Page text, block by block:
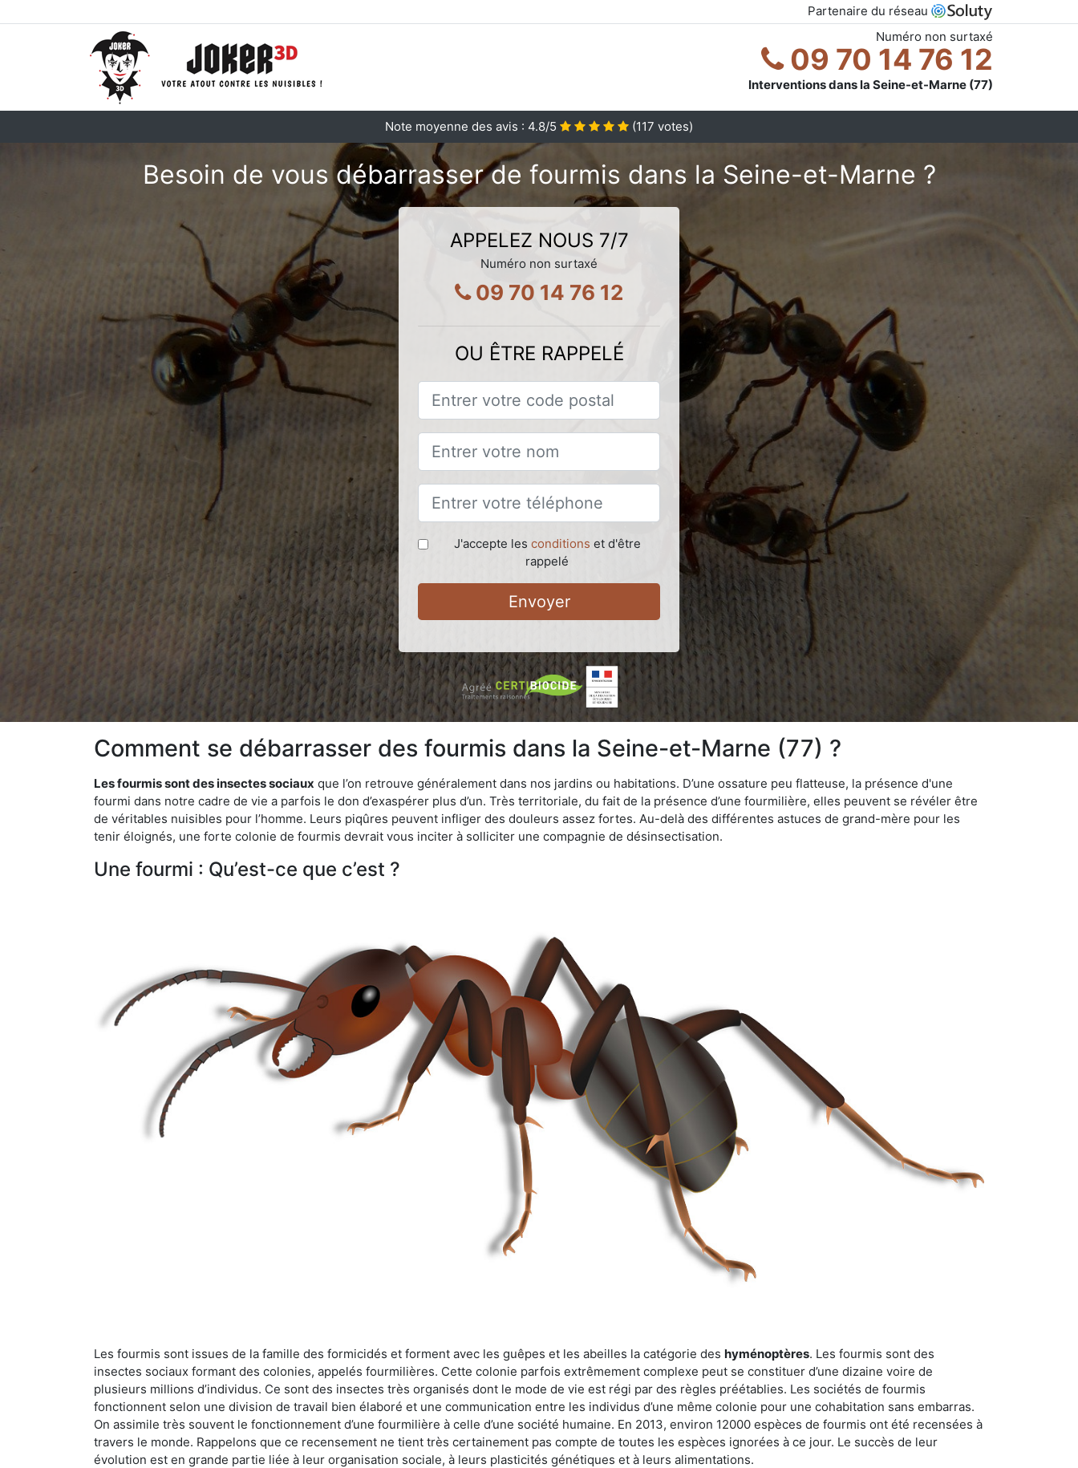
Partenaire du réseau
Numéro non surtaxé
09 70 14 76 12
Interventions dans la Seine-et-Marne (77)
Note moyenne des avis : 4.8/5 (117 votes)
Besoin de vous débarrasser de fourmis dans la Seine-et-Marne ?
APPELEZ NOUS 7/7
Numéro non surtaxé
09 70 14 76 12
OU ÊTRE RAPPELÉ
J'accepte les conditions et d'être
rappelé
Envoyer
Comment se débarrasser des fourmis dans la Seine-et-Marne (77) ?
Les fourmis sont des insectes sociaux que l’on retrouve généralement dans nos jardins ou habitations. D’une ossature peu flatteuse, la présence d'une
fourmi dans notre cadre de vie a parfois le don d’exaspérer plus d’un. Très territoriale, du fait de la présence d’une fourmilière, elles peuvent se révéler être
de véritables nuisibles pour l’homme. Leurs piqûres peuvent infliger des douleurs assez fortes. Au-delà des différentes astuces de grand-mère pour les
tenir éloignés, une forte colonie de fourmis devrait vous inciter à solliciter une compagnie de désinsectisation.
Une fourmi : Qu’est-ce que c’est ?
Les fourmis sont issues de la famille des formicidés et forment avec les guêpes et les abeilles la catégorie des hyménoptères. Les fourmis sont des
insectes sociaux formant des colonies, appelés fourmilières. Cette colonie parfois extrêmement complexe peut se constituer d’une dizaine voire de
plusieurs millions d’individus. Ce sont des insectes très organisés dont le mode de vie est régi par des règles préétablies. Les sociétés de fourmis
fonctionnent selon une division de travail bien élaboré et une communication entre les individus d’une même colonie pour une cohabitation sans embarras.
On assimile très souvent le fonctionnement d’une fourmilière à celle d’une société humaine. En 2013, environ 12000 espèces de fourmis ont été recensées à
travers le monde. Rappelons que ce recensement ne tient très certainement pas compte de toutes les espèces ignorées à ce jour. Le succès de leur
évolution est en grande partie liée à leur organisation sociale, à leurs plasticités génétiques et à leurs alimentations.